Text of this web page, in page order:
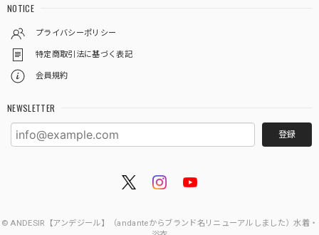
NOTICE
プライバシーポリシー
特定商取引法に基づく表記
会員規約
NEWSLETTER
登録
© ANDESIR【アンデジール】（andanteからブランド名リニューアルしました）水着・